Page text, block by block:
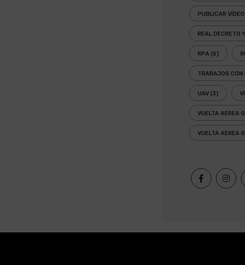
PUBLICAR
REAL DECRETO
RPA (5)
TRABAJOS CON
UAV (3)
VUELTA AEREA
VUELTA AEREA